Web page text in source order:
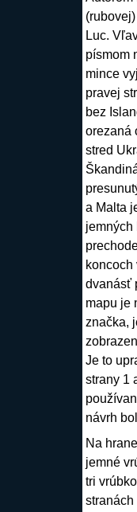
(rubovej
Luc.
písmom
mince
pravej
bez
orezaná
stred
a Malta
jemných
koncoch
dvanásť
mapu je
značka,
Je to
strany 1
návrh
Na hrane
jemné
tri
stranách